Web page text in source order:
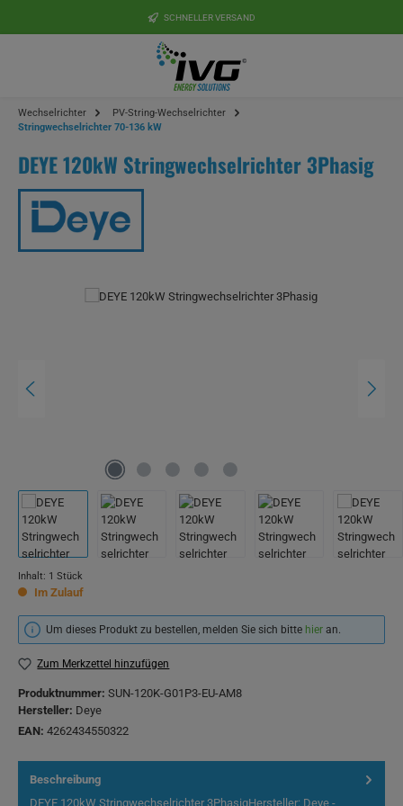
SCHNELLER VERSAND
Wechselrichter
PV-String-Wechselrichter
Stringwechselrichter 70-136 kW
DEYE 120kW Stringwechselrichter 3Phasig
Bildergalerie überspringen
Inhalt: 1 Stück
Im Zulauf
Um dieses Produkt zu bestellen, melden Sie sich bitte hier an.
Zum Merkzettel hinzufügen
Produktnummer: SUN-120K-G01P3-EU-AM8
Hersteller: Deye
EAN: 4262434550322
Beschreibung
DEYE 120kW Stringwechselrichter 3PhasigHersteller: Deye -